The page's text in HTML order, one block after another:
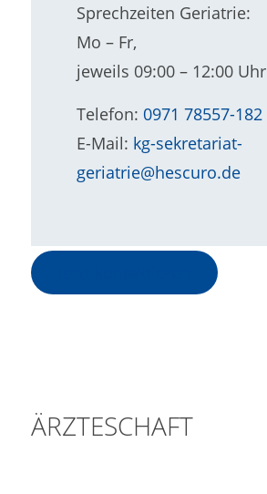
Sprechzeiten Geriatrie:
Mo – Fr,
jeweils 09:00 – 12:00 Uhr
Telefon: 0971 78557-182
E-Mail: kg-sekretariat-
geriatrie@hescuro.de
ÄRZTESCHAFT